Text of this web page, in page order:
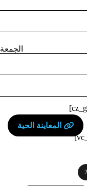
الجمعة، ٢٩ شوال،
المعاينة الحية